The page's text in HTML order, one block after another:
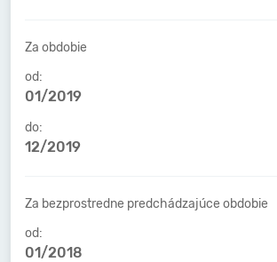
Za obdobie
od:
01/2019
do:
12/2019
Za bezprostredne predchádzajúce obdobie
od:
01/2018